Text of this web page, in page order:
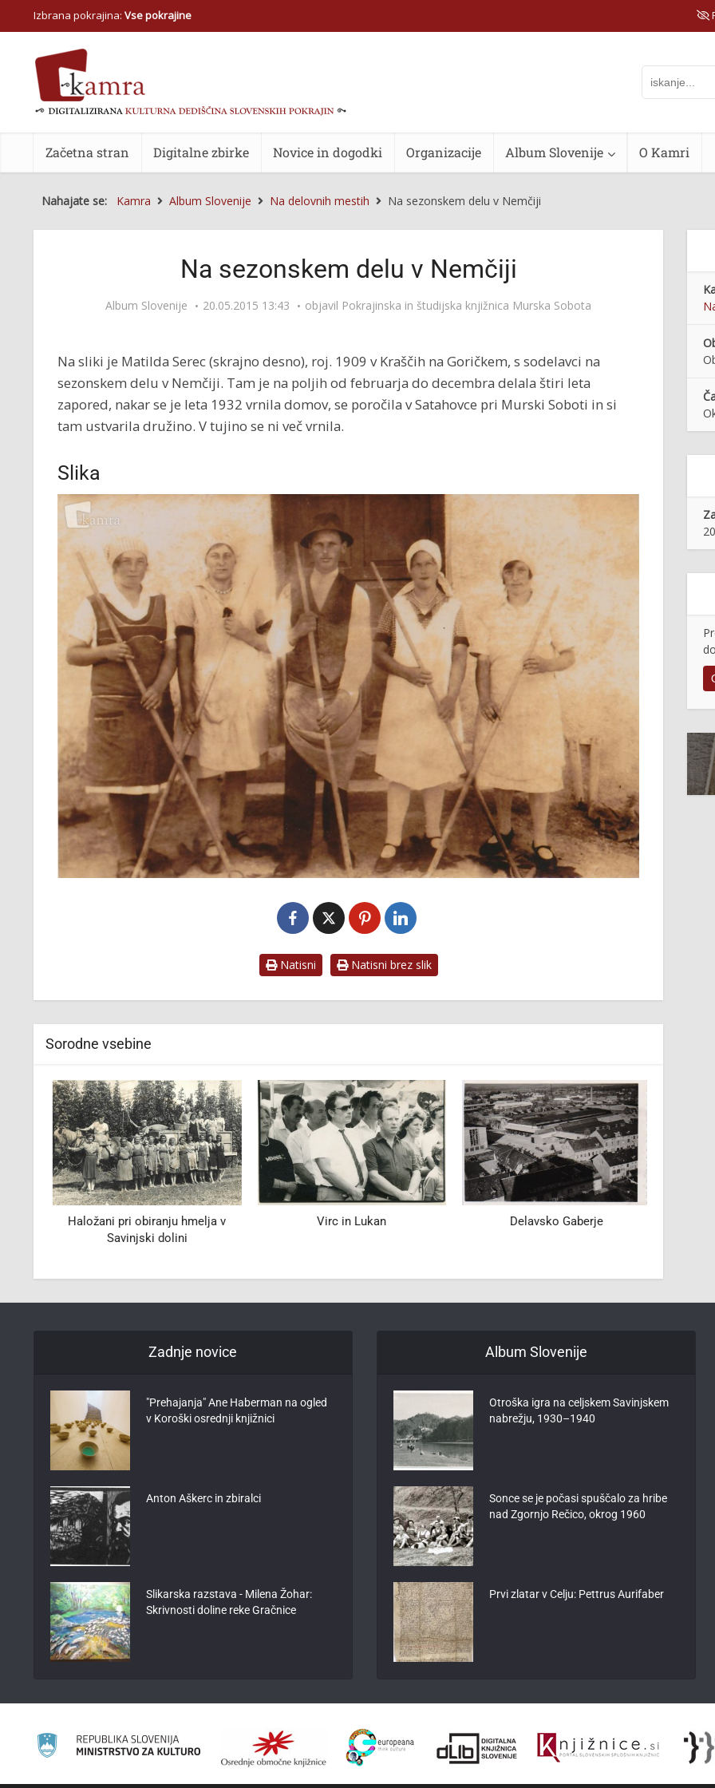
Izbrana pokrajina: Vse pokrajine
Začetna stran Digitalne zbirke Novice in dogodki Organizacije Album Slovenije O Kamri
Nahajate se: Kamra Album Slovenije Na delovnih mestih Na sezonskem delu v Nemčiji
Na sezonskem delu v Nemčiji
Album Slovenije 20.05.2015 13:43 objavil Pokrajinska in študijska knjižnica Murska Sobota
Na sliki je Matilda Serec (skrajno desno), roj. 1909 v Kraščih na Goričkem, s sodelavci na
sezonskem delu v Nemčiji. Tam je na poljih od februarja do decembra delala štiri leta
zapored, nakar se je leta 1932 vrnila domov, se poročila v Satahovce pri Murski Soboti in si
tam ustvarila družino. V tujino se ni več vrnila.
Slika
Natisni Natisni brez slik
Sorodne vsebine
Haložani pri obiranju hmelja v
Savinjski dolini
Virc in Lukan Delavsko Gaberje
Zadnje novice
"Prehajanja" Ane Haberman na ogled
v Koroški osrednji knjižnici
Anton Aškerc in zbiralci
Slikarska razstava - Milena Žohar:
Skrivnosti doline reke Gračnice
Album Slovenije
Otroška igra na celjskem Savinjskem
nabrežju, 1930–1940
Sonce se je počasi spuščalo za hribe
nad Zgornjo Rečico, okrog 1960
Prvi zlatar v Celju: Pettrus Aurifaber